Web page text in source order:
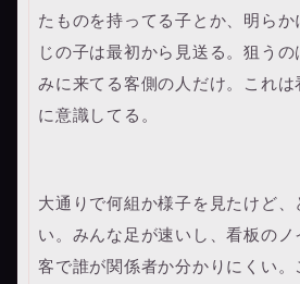
たものを持ってる子とか、明ら
じの子は最初から見送る。狙う
みに来てる客側の人だけ。これ
に意識してる。
大通りで何組か様子を見たけど
い。みんな足が速いし、看板の
客で誰が関係者か分かりにくい